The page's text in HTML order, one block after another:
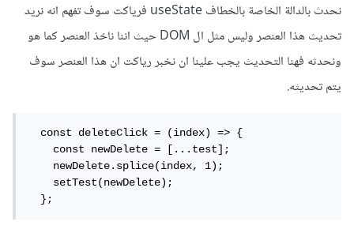
نحدث بالدالة الخاصة بالخطاف useState فرياكت سوف تفهم انه نريد
تحديث هذا العنصر وليس مثل ال DOM حيث اننا ناخذ العنصر كما هو
ونحدثه فهنا التحديث يجب علينا ان نخبر رياكت ان هذا العنصر سوف
يتم تحديثه.
  const deleteClick = (index) => {
    const newDelete = [...test];
    newDelete.splice(index, 1);
    setTest(newDelete);
  };